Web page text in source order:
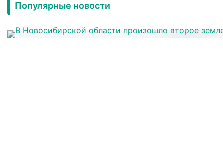
Популярные новости